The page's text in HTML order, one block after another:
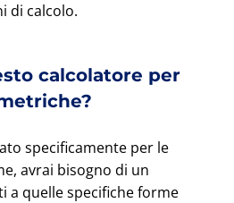
di calcolo.
calcolatore per
specificamente per le
avrai bisogno di un
a quelle specifiche forme